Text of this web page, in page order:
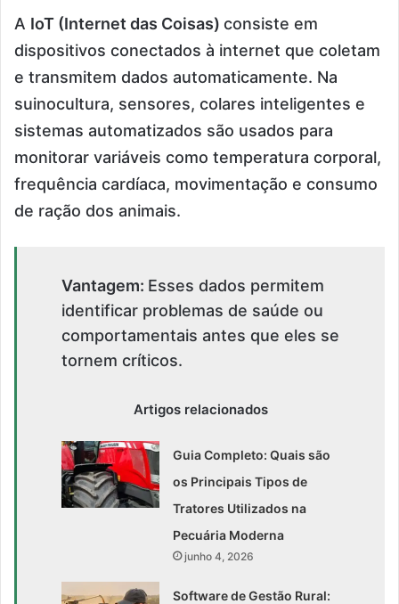
A IoT (Internet das Coisas) consiste em
dispositivos conectados à internet que coletam
e transmitem dados automaticamente. Na
suinocultura, sensores, colares inteligentes e
sistemas automatizados são usados para
monitorar variáveis como temperatura corporal,
frequência cardíaca, movimentação e consumo
de ração dos animais.
Vantagem: Esses dados permitem
identificar problemas de saúde ou
comportamentais antes que eles se
tornem críticos.
Artigos relacionados
Guia Completo: Quais são
os Principais Tipos de
Tratores Utilizados na
Pecuária Moderna
junho 4, 2026
Software de Gestão Rural: